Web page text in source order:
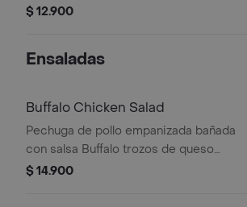
picados y cebollín. Servida con un pan
$ 12.900
Ensaladas
Buffalo Chicken Salad
Pechuga de pollo empanizada bañada
con salsa Buffalo trozos de queso
Blue Cheese tocino picado zanahoria
$ 14.900